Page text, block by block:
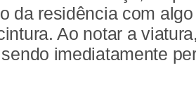
da residência com
Ao notar a
imediatamente